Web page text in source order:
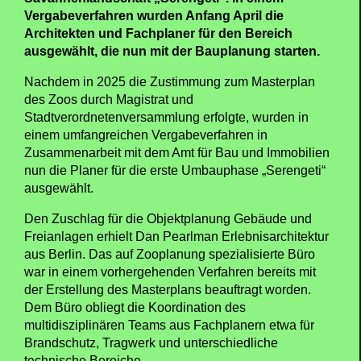
Vergabeverfahren wurden Anfang April die
Architekten und Fachplaner für den Bereich
ausgewählt, die nun mit der Bauplanung starten.
Nachdem in 2025 die Zustimmung zum Masterplan
des Zoos durch Magistrat und
Stadtverordnetenversammlung erfolgte, wurden in
einem umfangreichen Vergabeverfahren in
Zusammenarbeit mit dem Amt für Bau und Immobilien
nun die Planer für die erste Umbauphase „Serengeti“
ausgewählt.
Den Zuschlag für die Objektplanung Gebäude und
Freianlagen erhielt Dan Pearlman Erlebnisarchitektur
aus Berlin. Das auf Zooplanung spezialisierte Büro
war in einem vorhergehenden Verfahren bereits mit
der Erstellung des Masterplans beauftragt worden.
Dem Büro obliegt die Koordination des
multidisziplinären Teams aus Fachplanern etwa für
Brandschutz, Tragwerk und unterschiedliche